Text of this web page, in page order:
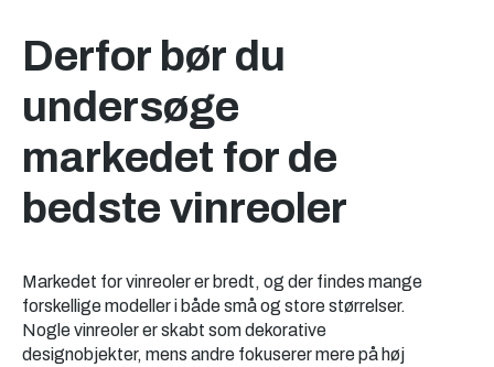
Derfor bør du
undersøge
markedet for de
bedste vinreoler
Markedet for vinreoler er bredt, og der findes mange
forskellige modeller i både små og store størrelser.
Nogle vinreoler er skabt som dekorative
designobjekter, mens andre fokuserer mere på høj